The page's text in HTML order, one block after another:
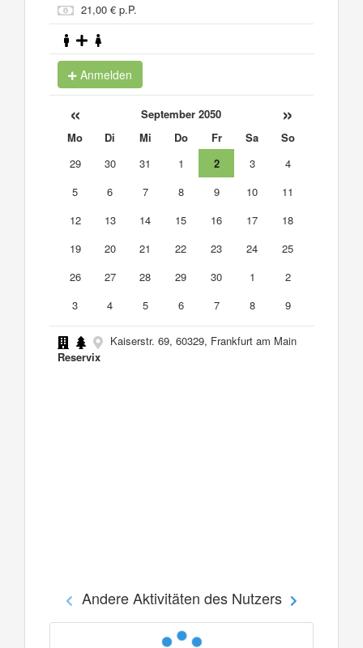
21,00 € p.P.
Anmelden
« September 2050 »
Mo Di Mi Do Fr Sa
So
29
30 31 1 2 3
4
5
6 7 8 9 10
11
12
13 14 15 16 17
18
19
20 21 22 23 24
25
26
27 28 29 30 1
2
3
4 5 6 7 8 9
Kaiserstr. 69, 60329, Frankfurt am Main
Reservix
Andere Aktivitäten des Nutzers